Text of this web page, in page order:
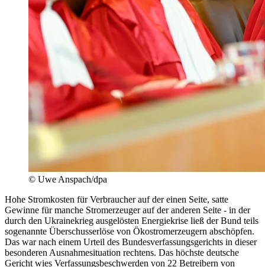
© Uwe Anspach/dpa
Hohe Stromkosten für Verbraucher auf der einen Seite, satte
Gewinne für manche Stromerzeuger auf der anderen Seite - in der
durch den Ukrainekrieg ausgelösten Energiekrise ließ der Bund teils
sogenannte Überschusserlöse von Ökostromerzeugern abschöpfen.
Das war nach einem Urteil des Bundesverfassungsgerichts in dieser
besonderen Ausnahmesituation rechtens. Das höchste deutsche
Gericht wies Verfassungsbeschwerden von 22 Betreibern von